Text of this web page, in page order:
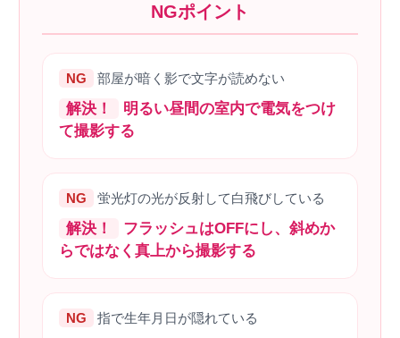
NGポイント
NG 部屋が暗く影で文字が読めない
解決！
明るい昼間の室内で電気をつけ
て撮影する
NG 蛍光灯の光が反射して白飛びしている
解決！
フラッシュはOFFにし、斜めか
らではなく真上から撮影する
NG 指で生年月日が隠れている